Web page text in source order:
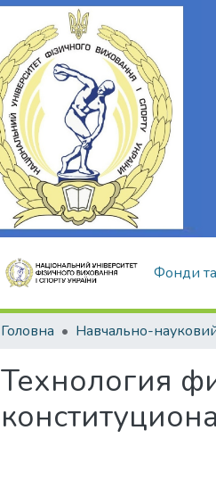
Фонди
Головна
Технология